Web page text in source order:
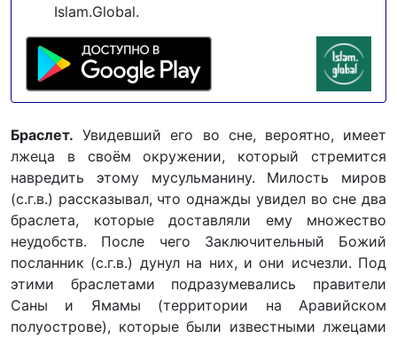
Islam.Global.
Браслет. Увидевший его во сне, вероятно, имеет
лжеца в своём окружении, который стремится
навредить этому мусульманину. Милость миров
(с.г.в.) рассказывал, что однажды увидел во сне два
браслета, которые доставляли ему множество
неудобств. После чего Заключительный Божий
посланник (с.г.в.) дунул на них, и они исчезли. Под
этими браслетами подразумевались правители
Саны и Ямамы (территории на Аравийском
полуострове), которые были известными лжецами